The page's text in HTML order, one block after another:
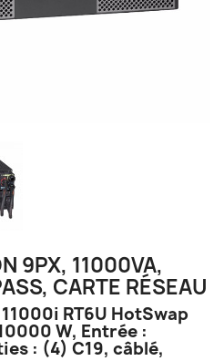
9PX, 11000VA,
CARTE RÉSEAU
RT6U HotSwap
W, Entrée :
: (4) C19, câblé,